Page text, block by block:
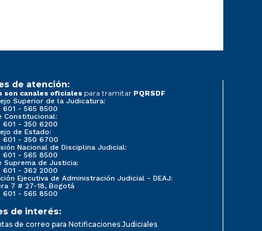
de atención:
son canales oficiales para tramitar PQRSDF
Superior de la Judicatura:
601 - 565 8500
Constitucional:
601 - 350 6200
de Estado:
601 - 350 6700
Nacional de Disciplina Judicial:
601 - 565 8500
Suprema de Justicia:
601 - 362 2000
Ejecutiva de Administración Judicial - DEAJ:
7 # 27-18, Bogotá
601 - 565 8500
de interés:
de correo para Notificaciones Judiciales